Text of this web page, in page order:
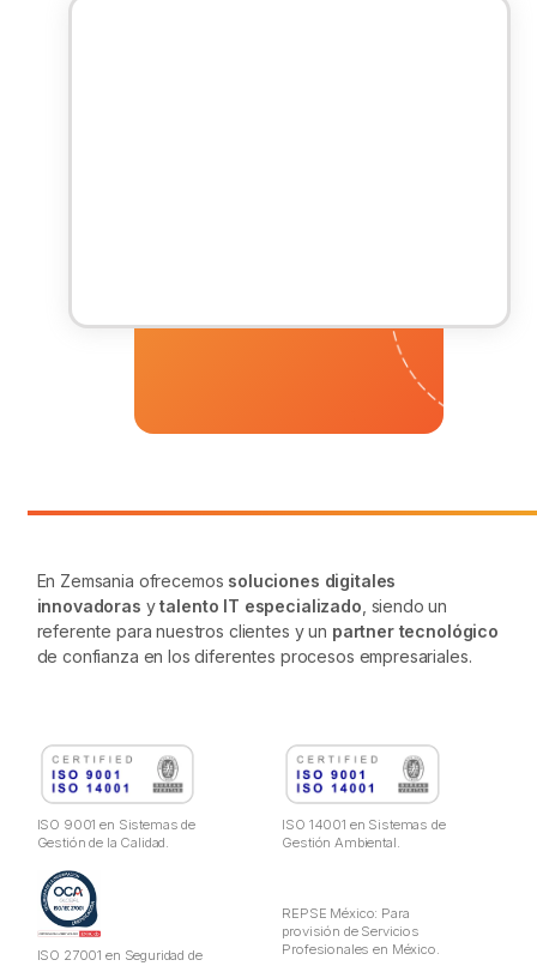
En Zemsania ofrecemos soluciones digitales
innovadoras ytalento IT especializado , siendo un
referente para nuestros clientes y un partner tecnológico
de confianza en los diferentes procesos empresariales.
ISO 9001 en Sistemas de
Gestión de la Calidad.
ISO 14001 en Sistemas de
Gestión Ambiental.
ISO 27001 en Seguridad de
REPSE México: Para
provisión de Servicios
Profesionales en México.